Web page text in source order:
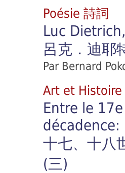
Poésie 詩詞
Luc
呂克．迪耶
Par Bernard
Art et
Entre le
十七、十八
(三)